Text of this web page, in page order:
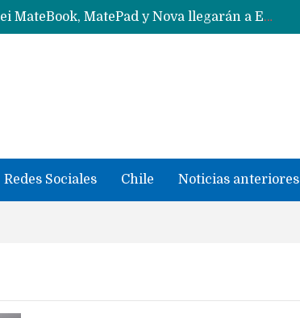
Solo China o Global: Cuáles Huawei MateBook, MatePad y Nova llegarán a Europa y LATAM?
Data Centers de Huawei en Chile, México, Brasil,Perú y Argentina podrían verse afectados por arremetida de EE.UU
Redes Sociales Chile Noticias anteriores